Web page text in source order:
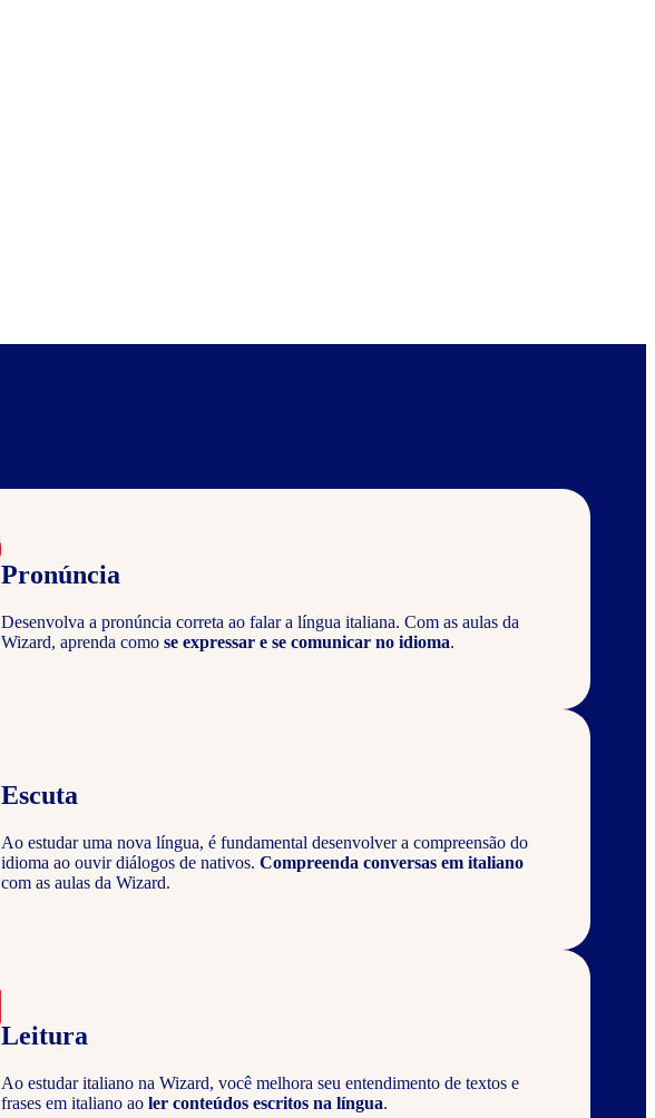
Pronúncia
Desenvolva a pronúncia correta ao falar a língua italiana. Com as aulas da
Wizard, aprenda como se expressar e se comunicar no idioma.
Escuta
Ao estudar uma nova língua, é fundamental desenvolver a compreensão do
idioma ao ouvir diálogos de nativos. Compreenda conversas em italiano
com as aulas da Wizard.
Leitura
Ao estudar italiano na Wizard, você melhora seu entendimento de textos e
frases em italiano ao ler conteúdos escritos na língua.